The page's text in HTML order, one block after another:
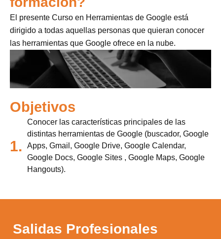
El presente Curso en Herramientas de Google está
dirigido a todas aquellas personas que quieran conocer
las herramientas que Google ofrece en la nube.
Objetivos
1.
Conocer las características principales de las
distintas herramientas de Google (buscador, Google
Apps, Gmail, Google Drive, Google Calendar,
Google Docs, Google Sites , Google Maps, Google
Hangouts).
Salidas Profesionales